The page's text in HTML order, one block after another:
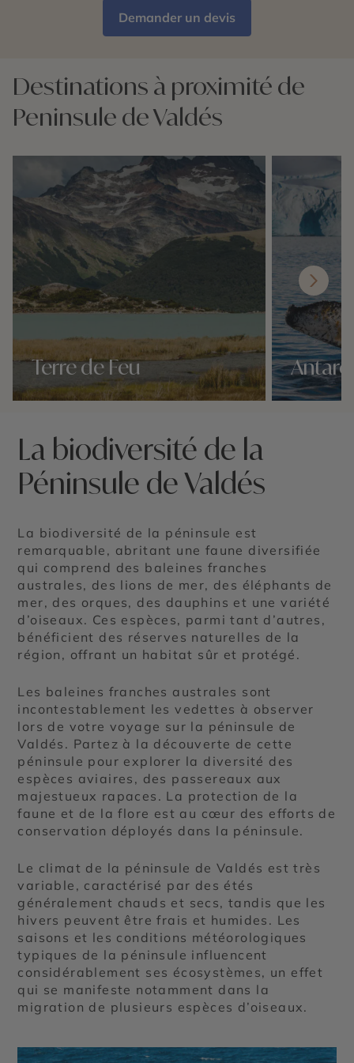
Demander un devis
Destinations à proximité de
Peninsule de Valdés
Terre de Feu
La biodiversité de la
Péninsule de Valdés
La biodiversité de la péninsule est
remarquable, abritant une faune diversifiée
qui comprend des baleines franches
australes, des lions de mer, des éléphants de
mer, des orques, des dauphins et une variété
d’oiseaux. Ces espèces, parmi tant d’autres,
bénéficient des réserves naturelles de la
région, offrant un habitat sûr et protégé.
Les baleines franches australes sont
incontestablement les vedettes à observer
lors de votre voyage sur la péninsule de
Valdés. Partez à la découverte de cette
péninsule pour explorer la diversité des
espèces aviaires, des passereaux aux
majestueux rapaces. La protection de la
faune et de la flore est au cœur des efforts de
conservation déployés dans la péninsule.
Le climat de la péninsule de Valdés est très
variable, caractérisé par des étés
généralement chauds et secs, tandis que les
hivers peuvent être frais et humides. Les
saisons et les conditions météorologiques
typiques de la péninsule influencent
considérablement ses écosystèmes, un effet
qui se manifeste notamment dans la
migration de plusieurs espèces d’oiseaux.